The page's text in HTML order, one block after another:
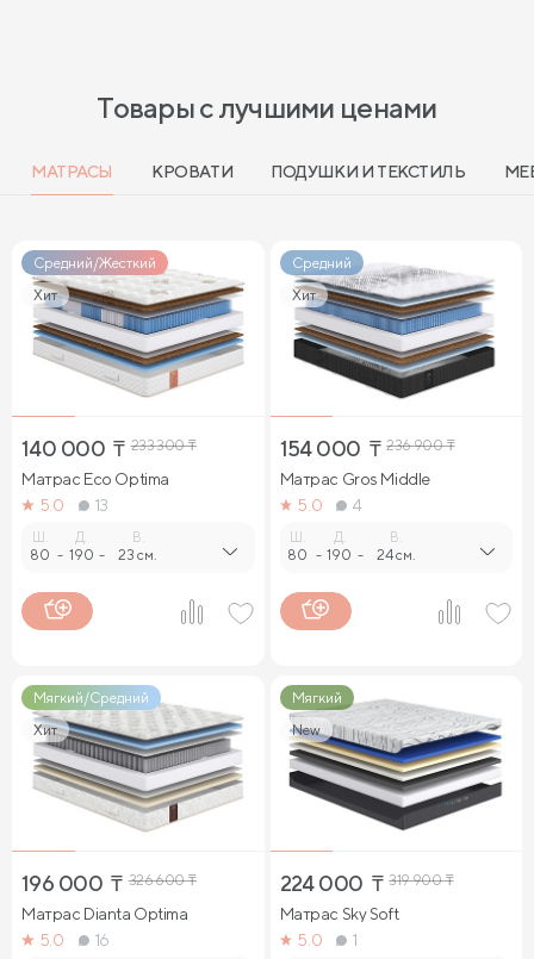
Товары с лучшими ценами
МАТРАСЫ КРОВАТИ ПОДУШКИ И ТЕКСТИЛЬ
Средний/Жесткий
Хит
140 000 ₸ 233 300₸
Матрас Eco Optima
5.0
13
80 -
Д.
190 -
В.
23 см.
Средний
Хит
154 000 ₸ 236 900₸
Матрас Gros Middle
5.0
4
80 -
Д.
190 -
В.
24 см.
Мягкий/Средний
Хит
196 000 ₸ 326 600₸
Матрас Dianta Optima
5.0
16
Мягкий
New
224 000 ₸ 319 900₸
Матрас Sky Soft
5.0
1